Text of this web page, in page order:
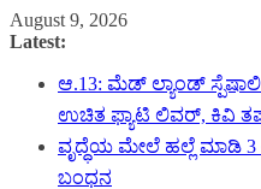
Skip
to
August 9, 2026
Latest:
ಆ.13: ಮೆಡ್ ಲ್ಯಾಂಡ್
ಉಚಿತ ಫ್ಯಾಟಿ ಲಿವರ್, ಕಿವಿ
ವೃದ್ಧೆಯ ಮೇಲೆ ಹಲ್ಲೆ ಮಾಡಿ
ಬಂಧನ